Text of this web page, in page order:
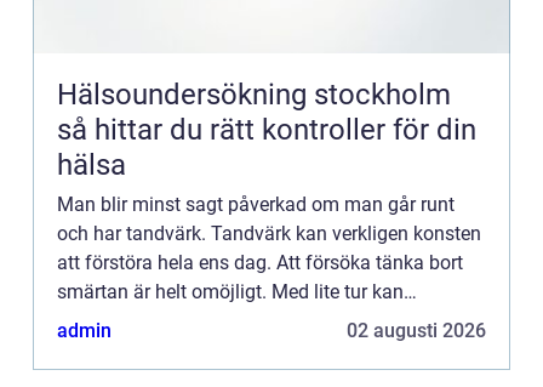
Hälsoundersökning stockholm
så hittar du rätt kontroller för din
hälsa
Man blir minst sagt påverkad om man går runt
och har tandvärk. Tandvärk kan verkligen konsten
att förstöra hela ens dag. Att försöka tänka bort
smärtan är helt omöjligt. Med lite tur kan
smärtstillandet stilla smärtan ett litet tag, men
admin 02 augusti 2026